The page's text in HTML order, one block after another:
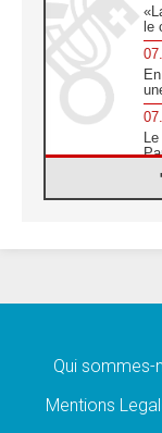
le
Qui sommes-
Mentions